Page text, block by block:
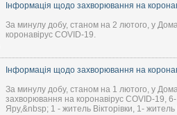
Інформація щодо захворювання на
За минулу добу, станом на 2 лютого, у
коронавірус COVID-19.
Інформація щодо захворювання на
За минулу добу, станом на 1 лютого, у
захворювання на коронавірус COVID-19,
Яру,&nbsp; 1 - житель Вікторівки, 1-